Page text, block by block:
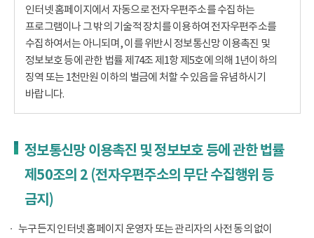
인터넷 홈페이지에서 자동으로 전자우편주소를 수집하는
프로그램이나 그 밖의 기술적 장치를 이용하여 전자우편주소를
수집하여서는 아니되며, 이를 위반시 정보통신망 이용촉진 및
정보보호 등에 관한 법률 제74조 제1항 제5호에 의해 1년이하의
징역 또는 1천만원 이하의 벌금에 처할 수 있음을 유념하시기
바랍니다.
정보통신망 이용촉진 및 정보보호 등에 관한 법률
제50조의 2 (전자우편주소의 무단 수집행위 등
금지)
누구든지 인터넷 홈페이지 운영자 또는 관리자의 사전 동의 없이